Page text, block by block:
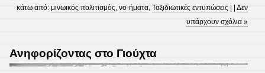
κάτω από:μινωικός πολιτισμός,νο-ήματα,Ταξιδιωτικές εντυπώσεις | |Δεν
υπάρχουν σχόλια »
Ανηφορίζοντας στο Γιούχτα